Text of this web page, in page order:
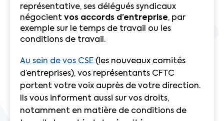
représentative, ses délégués syndicaux
négocient vos accords d’entreprise, par
exemple sur le temps de travail ou les
conditions de travail.
Au sein de vos CSE (les nouveaux comités
d’entreprises), vos représentants CFTC
portent votre voix auprès de votre direction.
Ils vous informent aussi sur vos droits,
notamment en matière de conditions de